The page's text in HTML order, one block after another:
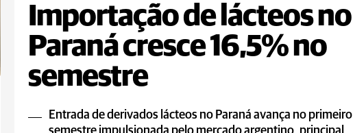
Importação de lácteos no
Paraná cresce 16,5% no
semestre
Entrada de derivados lácteos no Paraná avança no primeiro